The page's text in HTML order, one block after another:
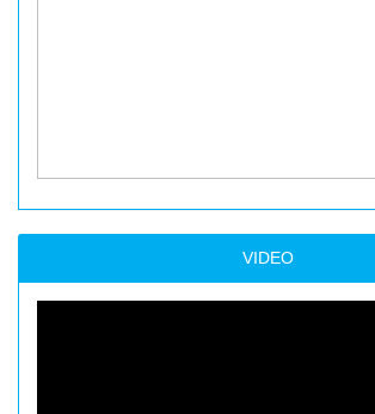
VIDEO